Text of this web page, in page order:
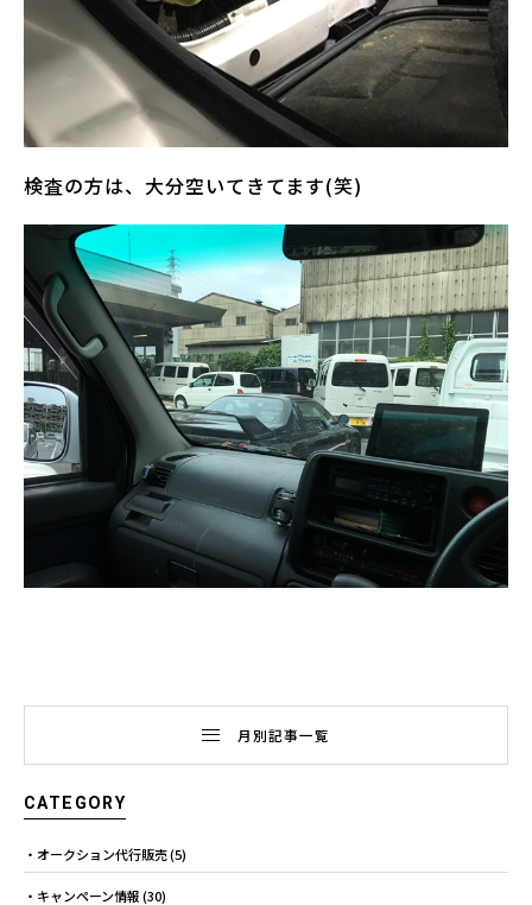
検査の方は、大分空いてきてます(笑)
月別記事一覧
CATEGORY
オークション代行販売(5)
キャンペーン情報(30)